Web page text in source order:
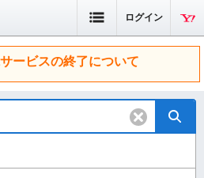
ログイン
ービスの終了について